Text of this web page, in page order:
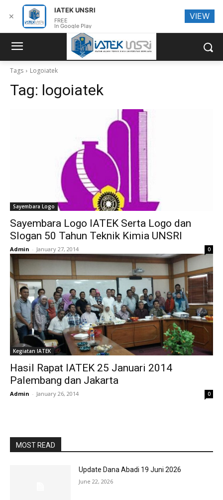
Tags Logoiatek
Tag: logoiatek
Sayembara Logo
Sayembara Logo IATEK Serta Logo dan
Slogan 50 Tahun Teknik Kimia UNSRI
Admin - January 27, 2014 0
Kegiatan IATEK
Hasil Rapat IATEK 25 Januari 2014
Palembang dan Jakarta
Admin - January 26, 2014 0
MOST READ
Update Dana Abadi 19 Juni 2026
June 22, 2026
✕
IATEK UNSRI
FREE
In Google Play
VIEW